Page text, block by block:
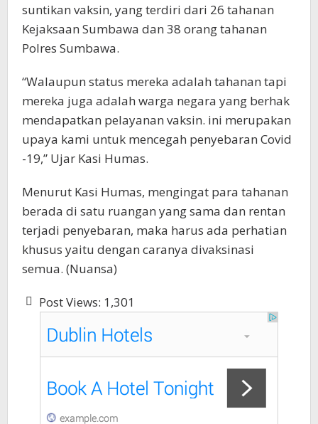
suntikan vaksin, yang terdiri dari 26 tahanan
Kejaksaan Sumbawa dan 38 orang tahanan
Polres Sumbawa.
“Walaupun status mereka adalah tahanan tapi
mereka juga adalah warga negara yang berhak
mendapatkan pelayanan vaksin. ini merupakan
upaya kami untuk mencegah penyebaran Covid
-19,” Ujar Kasi Humas.
Menurut Kasi Humas, mengingat para tahanan
berada di satu ruangan yang sama dan rentan
terjadi penyebaran, maka harus ada perhatian
khusus yaitu dengan caranya divaksinasi
semua. (Nuansa)
Post Views: 1,301